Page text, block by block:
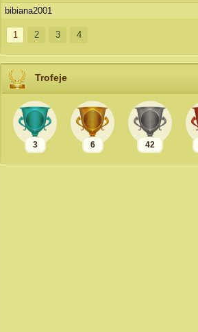
bibiana2001
1 2 3 4
Trofeje
3 6 42